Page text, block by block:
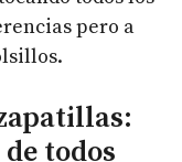
pero a
todos